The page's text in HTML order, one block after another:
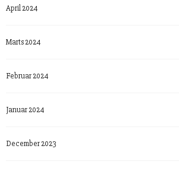
April 2024
Marts 2024
Februar 2024
Januar 2024
December 2023